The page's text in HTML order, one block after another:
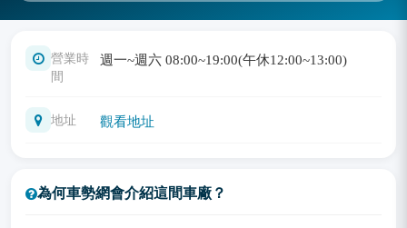
營業時
間
週一~週六 08:00~19:00(午休12:00~13:00)
地址 觀看地址
為何車勢網會介紹這間車廠？